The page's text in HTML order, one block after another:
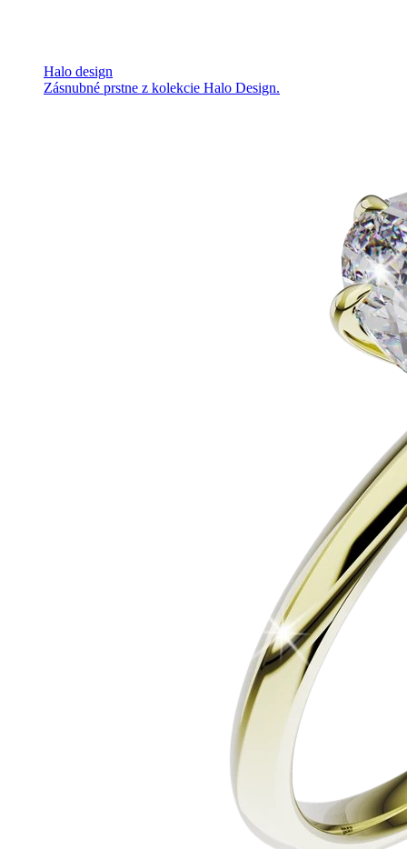
Halo design
Zásnubné prstne z kolekcie Halo Design.